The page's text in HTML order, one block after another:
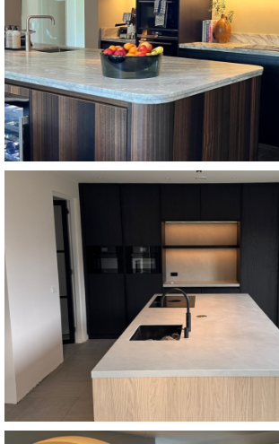
Eucalyptus- en
Deze keuken is een zorgvuldig ontworpen
design, functionaliteit en natuurlijke
ontmoeten en elkaar versterken. Een
de kleinste details, en waarin elke
wordt. Vanaf €35.000
Stijlvol en
Deze op maat gemaakte keuken is een
vakmanschap en doordacht design
harmonieus geheel. Vanaf
Bekijk keuken